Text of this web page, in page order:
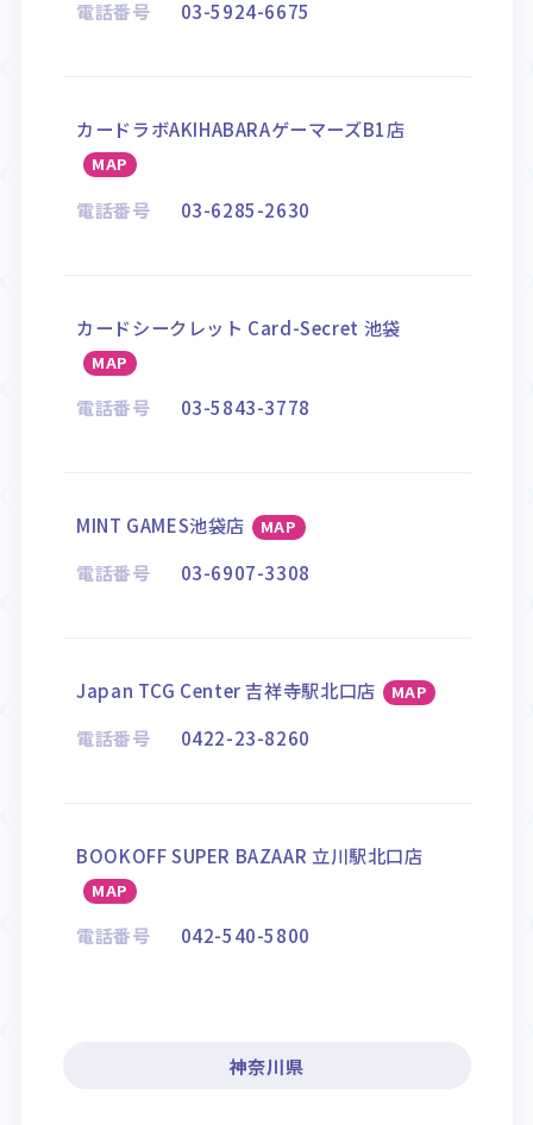
電話番号 03-5924-6675
カードラボAKIHABARAゲーマーズB1店
MAP
電話番号 03-6285-2630
カードシークレット Card-Secret 池袋
MAP
電話番号 03-5843-3778
MINT GAMES池袋店 MAP
電話番号 03-6907-3308
Japan TCG Center 吉祥寺駅北口店 MAP
電話番号 0422-23-8260
BOOKOFF SUPER BAZAAR 立川駅北口店
MAP
電話番号 042-540-5800
神奈川県